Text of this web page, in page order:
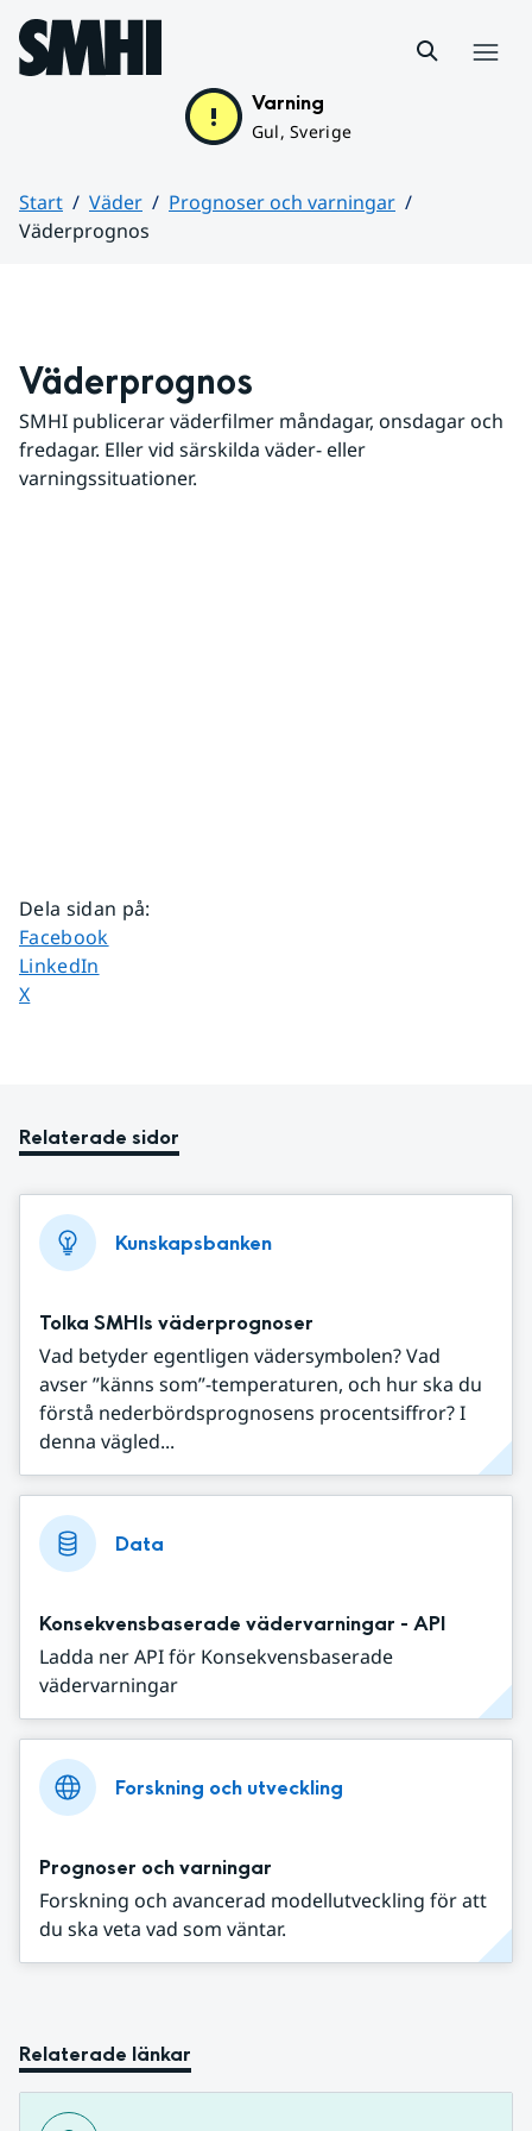
Hoppa till sidans innehåll
Varning
Gul, Sverige
Start Väder
Prognoser och varningar
Väderprognos
Väderprognos
SMHI publicerar väderfilmer måndagar, onsdagar och
fredagar. Eller vid särskilda väder- eller
varningssituationer.
Dela sidan på:
Dela sidan på
Facebook
Dela sidan på
LinkedIn
Dela sidan på
X
Relaterade sidor
Kunskapsbanken
Tolka SMHIs väderprognoser
Vad betyder egentligen vädersymbolen? Vad
avser ”känns som”-temperaturen, och hur ska du
förstå nederbördsprognosens procentsiffror? I
denna vägled...
Data
Konsekvensbaserade vädervarningar - API
Ladda ner API för Konsekvensbaserade
vädervarningar
Forskning och utveckling
Prognoser och varningar
Forskning och avancerad modellutveckling för att
du ska veta vad som väntar.
Relaterade länkar